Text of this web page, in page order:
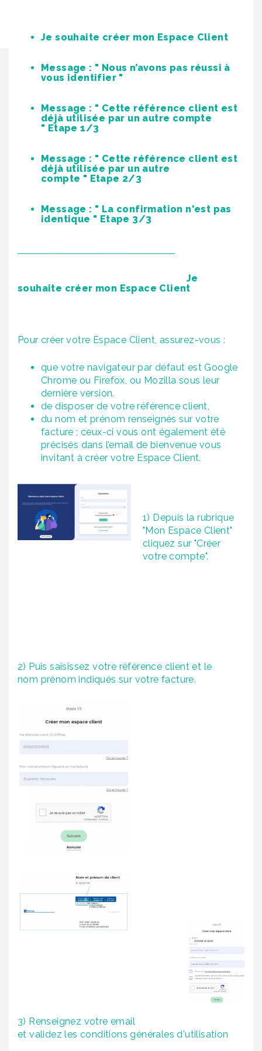
Je souhaite créer mon Espace Client
Message : " Nous n’avons pas réussi à
vous identifier "
Message : " Cette référence client est
déjà utilisée par un autre compte
" Etape 1/3
Message : " Cette référence client est
déjà utilisée par un autre
compte " Etape 2/3
Message : " La confirmation n'est pas
identique " Etape 3/3
Je
souhaite créer mon Espace Client
Pour créer votre Espace Client, assurez-vous :
que votre navigateur par défaut est Google
Chrome ou Firefox, ou Mozilla sous leur
dernière version.
de disposer de votre référence client,
du nom et prénom renseignés sur votre
facture ; ceux-ci vous ont également été
précisés dans l’email de bienvenue vous
invitant à créer votre Espace Client.
1) Depuis la rubrique
"Mon Espace Client"
cliquez sur "Créer
votre compte".
2) Puis saisissez votre référence client et le
nom prénom indiqués sur votre facture.
3) Renseignez votre email
et validez les conditions générales d'utilisation